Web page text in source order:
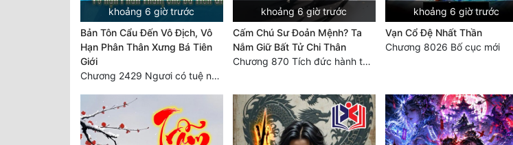
khoảng 6 giờ trước
Bản Tôn Cẩu Đến Vô Địch, Vô
Hạn Phân Thân Xưng Bá Tiên
Giới
Chương 2429 Ngươi có tuệ nhãn? Ta có...
khoảng 6 giờ trước
Cấm Chú Sư Đoản Mệnh? Ta
Nắm Giữ Bất Tử Chi Thân
Chương 870 Tích đức hành thiện
khoảng 6 giờ trước
Vạn Cổ Đệ Nhất Thần
Chương 8026 Bố cục mới